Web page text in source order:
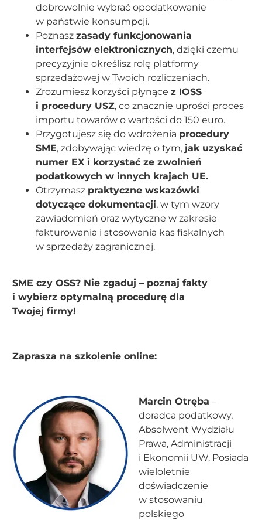
dobrowolnie wybrać opodatkowanie
w państwie konsumpcji.
Poznasz zasady funkcjonowania
interfejsów elektronicznych, dzięki czemu
precyzyjnie określisz rolę platformy
sprzedażowej w Twoich rozliczeniach.
Zrozumiesz korzyści płynące z IOSS
i procedury USZ, co znacznie uprości proces
importu towarów o wartości do 150 euro.
Przygotujesz się do wdrożenia procedury
SME, zdobywając wiedzę o tym, jak uzyskać
numer EX i korzystać ze zwolnień
podatkowych w innych krajach UE.
Otrzymasz praktyczne wskazówki
dotyczące dokumentacji, w tym wzory
zawiadomień oraz wytyczne w zakresie
fakturowania i stosowania kas fiskalnych
w sprzedaży zagranicznej.
SME czy OSS? Nie zgaduj – poznaj fakty
i wybierz optymalną procedurę dla
Twojej firmy!
Zaprasza na szkolenie online:
Marcin Otręba –
doradca podatkowy,
Absolwent Wydziału
Prawa, Administracji
i Ekonomii UW. Posiada
wieloletnie
doświadczenie
w stosowaniu
polskiego